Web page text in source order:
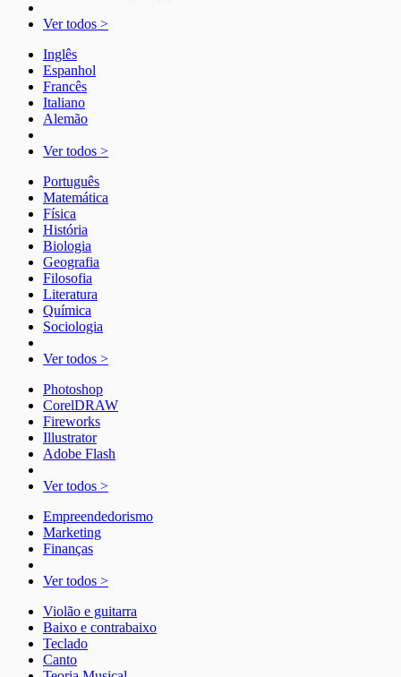
Ver todos >
Inglês
Espanhol
Francês
Italiano
Alemão
Ver todos >
Português
Matemática
Física
História
Biologia
Geografia
Filosofia
Literatura
Química
Sociologia
Ver todos >
Photoshop
CorelDRAW
Fireworks
Illustrator
Adobe Flash
Ver todos >
Empreendedorismo
Marketing
Finanças
Ver todos >
Violão e guitarra
Baixo e contrabaixo
Teclado
Canto